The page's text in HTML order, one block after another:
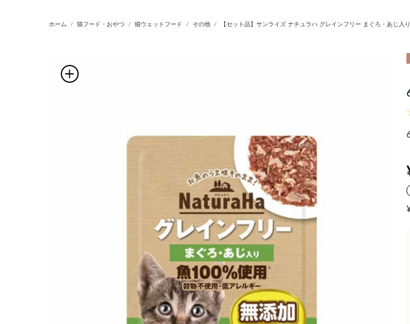
ホーム 猫フード・おやつ 猫ウェットフード その他 【セット品】サンライズ ナチュラハ グレインフリー まぐろ・あじ入